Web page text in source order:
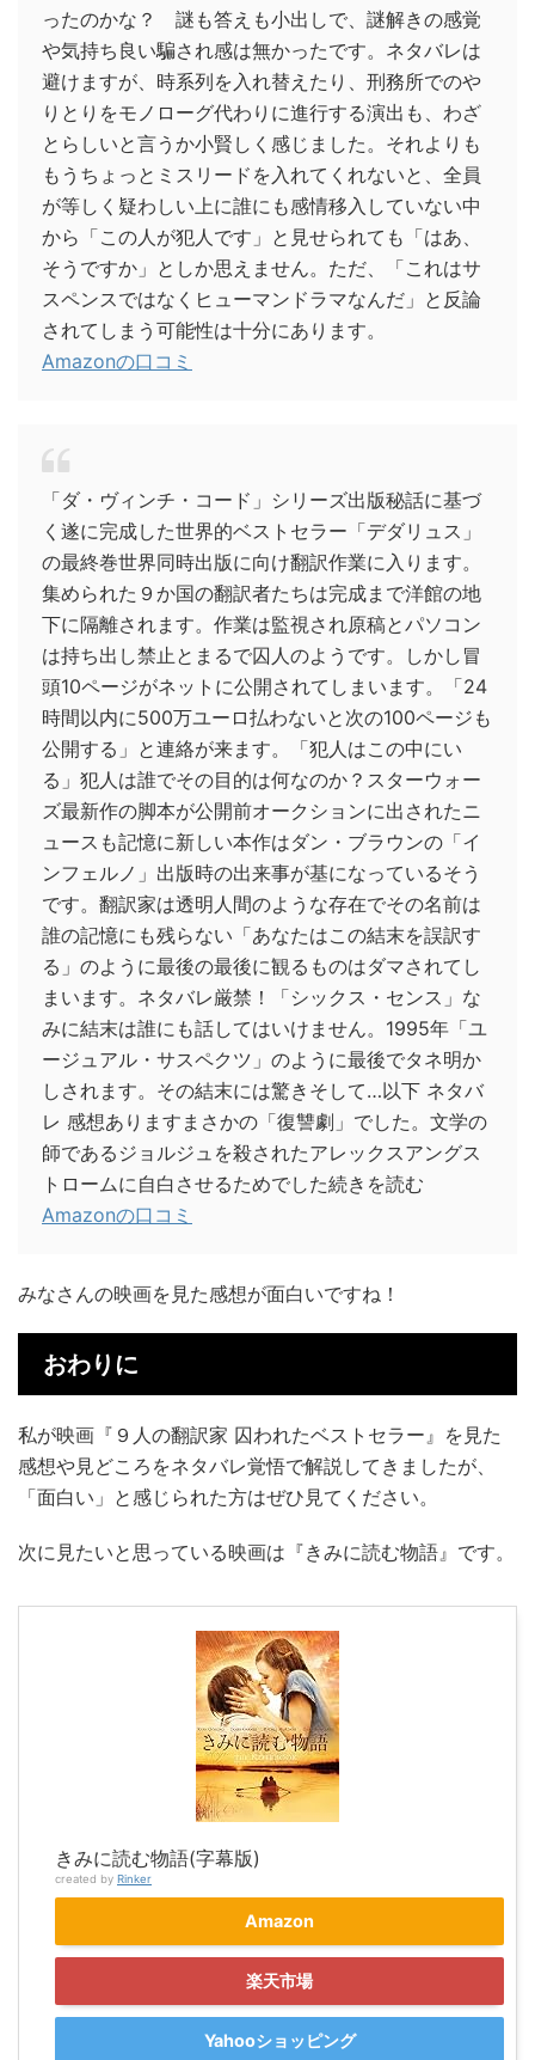
ったのかな？ 謎も答えも小出しで、謎解きの感覚
や気持ち良い騙され感は無かったです。ネタバレは
避けますが、時系列を入れ替えたり、刑務所でのや
りとりをモノローグ代わりに進行する演出も、わざ
とらしいと言うか小賢しく感じました。それよりも
もうちょっとミスリードを入れてくれないと、全員
が等しく疑わしい上に誰にも感情移入していない中
から「この人が犯人です」と見せられても「はあ、
そうですか」としか思えません。ただ、「これはサ
スペンスではなくヒューマンドラマなんだ」と反論
されてしまう可能性は十分にあります。
Amazonの口コミ
「ダ・ヴィンチ・コード」シリーズ出版秘話に基づ
く遂に完成した世界的ベストセラー「デダリュス」
の最終巻世界同時出版に向け翻訳作業に入ります。
集められた９か国の翻訳者たちは完成まで洋館の地
下に隔離されます。作業は監視され原稿とパソコン
は持ち出し禁止とまるで囚人のようです。しかし冒
頭10ページがネットに公開されてしまいます。「24
時間以内に500万ユーロ払わないと次の100ページも
公開する」と連絡が来ます。「犯人はこの中にい
る」犯人は誰でその目的は何なのか？スターウォー
ズ最新作の脚本が公開前オークションに出されたニ
ュースも記憶に新しい本作はダン・ブラウンの「イ
ンフェルノ」出版時の出来事が基になっているそう
です。翻訳家は透明人間のような存在でその名前は
誰の記憶にも残らない「あなたはこの結末を誤訳す
る」のように最後の最後に観るものはダマされてし
まいます。ネタバレ厳禁！「シックス・センス」な
みに結末は誰にも話してはいけません。1995年「ユ
ージュアル・サスペクツ」のように最後でタネ明か
しされます。その結末には驚きそして…以下 ネタバ
レ 感想ありますまさかの「復讐劇」でした。文学の
師であるジョルジュを殺されたアレックスアングス
トロームに自白させるためでした続きを読む
Amazonの口コミ
みなさんの映画を見た感想が面白いですね！
おわりに
私が映画『９人の翻訳家 囚われたベストセラー』を見た
感想や見どころをネタバレ覚悟で解説してきましたが、
「面白い」と感じられた方はぜひ見てください。
次に見たいと思っている映画は『きみに読む物語』です。
きみに読む物語(字幕版)
created by Rinker
Amazon
楽天市場
Yahooショッピング